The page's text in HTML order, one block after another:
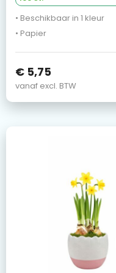
• Beschikbaar in 1 kleur
• Papier
€ 5,75
vanaf excl. BTW